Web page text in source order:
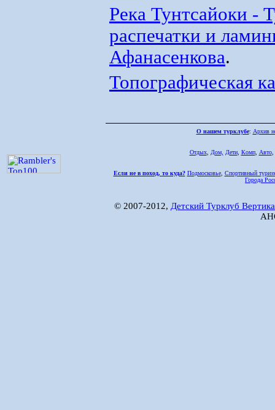
Река Тунтсайоки -
распечатки и
Афанасенкова.
Топографическая
О нашем турклубе: Архив
Отдых, Дом, Дети, Комп, Авто,
Если не в поход, то куда? Подмосковье, Спортивный
Города
© 2007-2012, Детский Турклуб